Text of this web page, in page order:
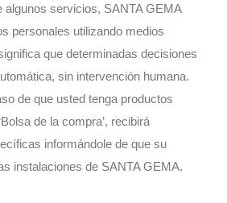
algunos servicios, SANTA GEMA
personales utilizando medios
que determinadas decisiones
sin intervención humana.
de que usted tenga productos
de la compra’, recibirá
informándole de que su
instalaciones de SANTA GEMA.